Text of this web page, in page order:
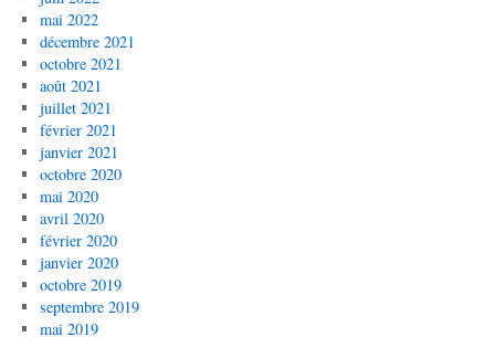
mai 2022
décembre 2021
octobre 2021
août 2021
juillet 2021
février 2021
janvier 2021
octobre 2020
mai 2020
avril 2020
février 2020
janvier 2020
octobre 2019
septembre 2019
mai 2019